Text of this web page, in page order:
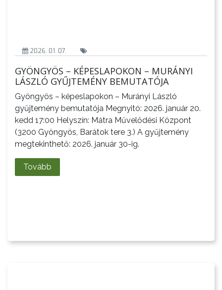
INTÉZMÉNYEK
NYOMTATVÁNYOK
E-
ÜGYINTÉZÉS
TESTÜLETI
ANYAGOK
KISTÉRSÉG
2026. 01. 07.
GYÖNGYÖS – KÉPESLAPOKON – MURÁNYI
LÁSZLÓ GYŰJTEMÉNY BEMUTATÓJA
Gyöngyös – képeslapokon – Murányi László
gyűjtemény bemutatója Megnyitó: 2026. január 20.
kedd 17:00 Helyszín: Mátra Művelődési Központ
(3200 Gyöngyös, Barátok tere 3.) A gyűjtemény
megtekinthető: 2026. január 30-ig.
Tovább